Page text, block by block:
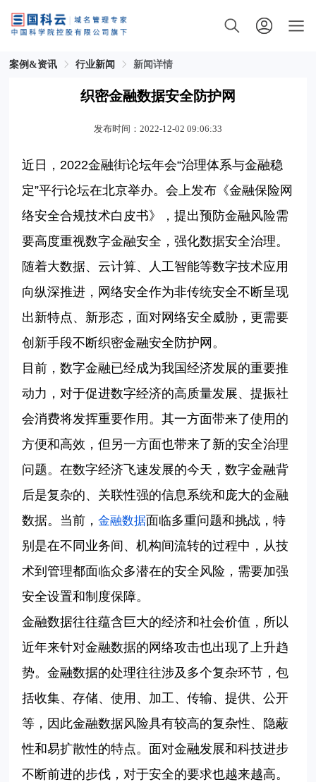
案例&资讯 行业新闻 新闻详情
织密金融数据安全防护网
发布时间：2022-12-02 09:06:33
近日，2022金融街论坛年会“治理体系与金融稳
定”平行论坛在北京举办。会上发布《金融保险网
络安全合规技术白皮书》，提出预防金融风险需
要高度重视数字金融安全，强化数据安全治理。
随着大数据、云计算、人工智能等数字技术应用
向纵深推进，网络安全作为非传统安全不断呈现
出新特点、新形态，面对网络安全威胁，更需要
创新手段不断织密金融安全防护网。
目前，数字金融已经成为我国经济发展的重要推
动力，对于促进数字经济的高质量发展、提振社
会消费将发挥重要作用。其一方面带来了使用的
方便和高效，但另一方面也带来了新的安全治理
问题。在数字经济飞速发展的今天，数字金融背
后是复杂的、关联性强的信息系统和庞大的金融
数据。当前，金融数据面临多重问题和挑战，特
别是在不同业务间、机构间流转的过程中，从技
术到管理都面临众多潜在的安全风险，需要加强
安全设置和制度保障。
金融数据往往蕴含巨大的经济和社会价值，所以
近年来针对金融数据的网络攻击也出现了上升趋
势。金融数据的处理往往涉及多个复杂环节，包
括收集、存储、使用、加工、传输、提供、公开
等，因此金融数据风险具有较高的复杂性、隐蔽
性和易扩散性的特点。面对金融发展和科技进步
不断前进的步伐，对于安全的要求也越来越高。